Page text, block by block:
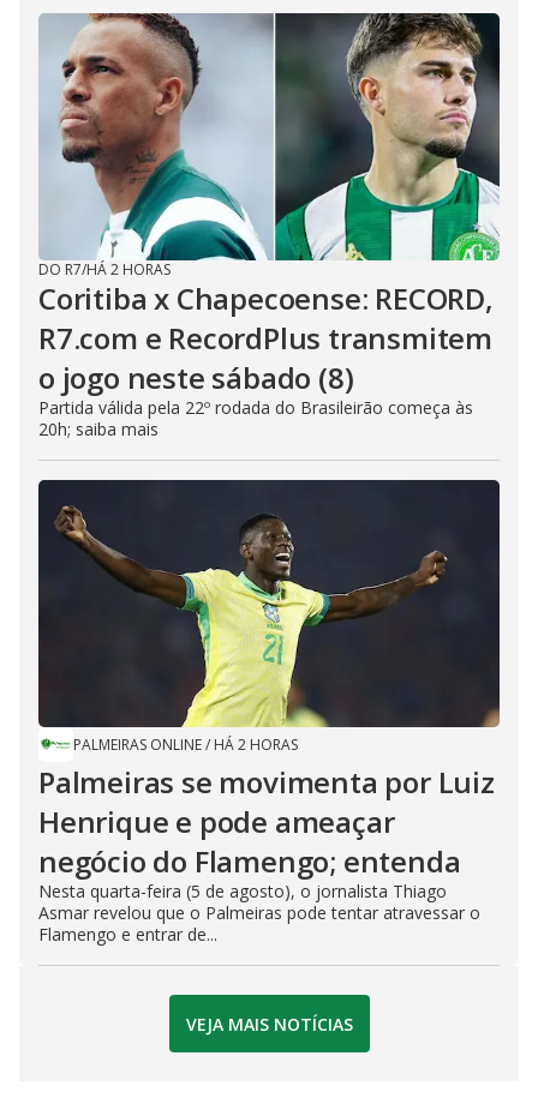
DO R7/HÁ 2 HORAS
Coritiba x Chapecoense: RECORD,
R7.com e RecordPlus transmitem
o jogo neste sábado (8)
Partida válida pela 22º rodada do Brasileirão começa às
20h; saiba mais
PALMEIRAS ONLINE/ HÁ 2 HORAS
Palmeiras se movimenta por Luiz
Henrique e pode ameaçar
negócio do Flamengo; entenda
Nesta quarta-feira (5 de agosto), o jornalista Thiago
Asmar revelou que o Palmeiras pode tentar atravessar o
Flamengo e entrar de...
VEJA MAIS NOTÍCIAS